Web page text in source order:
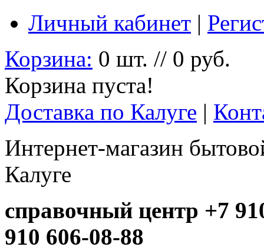
Личный кабинет |
Корзина: 0 шт. // 0 руб.
Корзина пуста!
Доставка по Калуге |
Интернет-магазин
Калуге
справочный центр +7
910 606-08-88